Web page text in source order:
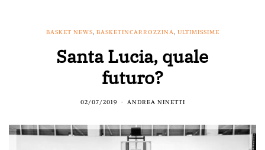
BASKET NEWS, BASKETINCARROZZINA, ULTIMISSIME
Santa Lucia, quale
futuro?
02/07/2019 ANDREA NINETTI